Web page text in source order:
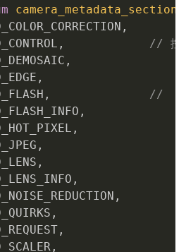
camera_metadata_section
,
,
// 控
,
,
,
//
,
,
,
,
,
,
,
,
,